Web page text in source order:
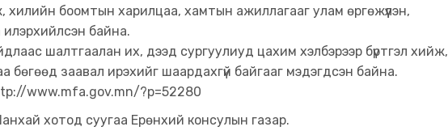
боомтын харилцаа, хамтын ажиллагааг улам өргөжүүлэн,
илэрхийлсэн байна.
шалтгаалан их, дээд сургуулиуд цахим хэлбэрээр бүртгэл хийж,
бөгөөд заавал ирэхийг шаардахгүй бaйгааг мэдэгдсэн байна.
www.mfa.gov.mn/?p=52280
хотод суугаа Ерөнхий консулын газар.